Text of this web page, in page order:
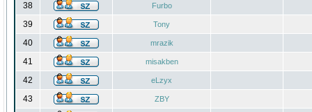
38 Furbo
39 Tony
40 mrazik
41 misakben
42 eLzyx
43 ZBY